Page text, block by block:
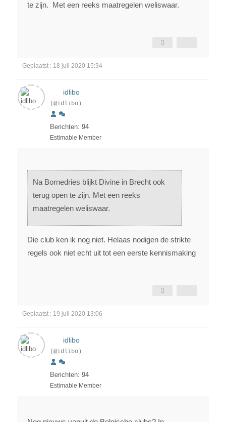
te zijn. Met een reeks maatregelen weliswaar.
Geplaatst : 18 juli 2020 15:34
idlibo
(@idlibo)
Berichten: 94
Estimable Member
Na Bornedries blijkt Divine in Brecht ook
terug open te zijn. Met een reeks
maatregelen weliswaar.
Die club ken ik nog niet. Helaas nodigen de strikte
regels ook niet echt uit tot een eerste kennismaking
Geplaatst : 19 juli 2020 13:06
idlibo
(@idlibo)
Berichten: 94
Estimable Member